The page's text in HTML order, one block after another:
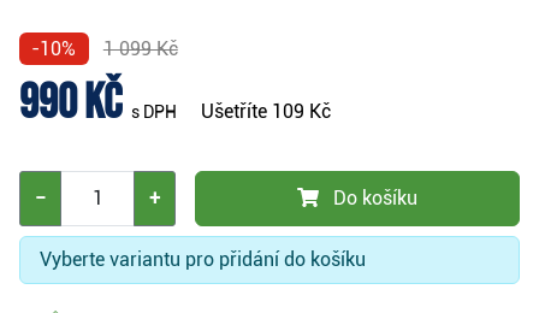
-10% 1 099 Kč
990 Kč s DPH Ušetříte 109 Kč
− + Do košíku
Vyberte variantu pro přidání do košíku